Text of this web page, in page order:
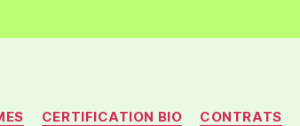
CERTIFICATION BIO CONTRATS